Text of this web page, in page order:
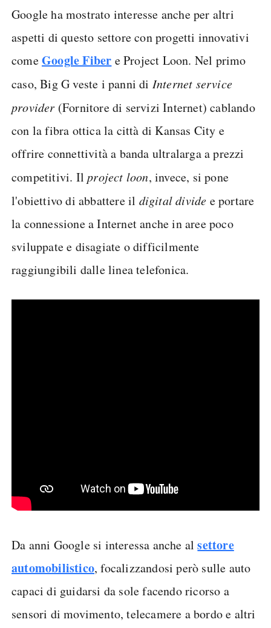
Google ha mostrato interesse anche per altri
aspetti di questo settore con progetti innovativi
comeGoogle Fiber e Project Loon. Nel primo
caso, Big G veste i panni di Internet service
provider (Fornitore di servizi Internet) cablando
con la fibra ottica la città di Kansas City e
offrire connettività a banda ultralarga a prezzi
competitivi. Ilproject loon, invece, si pone
l'obiettivo di abbattere il digital divide e portare
la connessione a Internet anche in aree poco
sviluppate e disagiate o difficilmente
raggiungibili dalle linea telefonica.
Da anni Google si interessa anche alsettore
automobilistico, focalizzandosi però sulle auto
capaci di guidarsi da sole facendo ricorso a
sensori di movimento, telecamere a bordo e altri